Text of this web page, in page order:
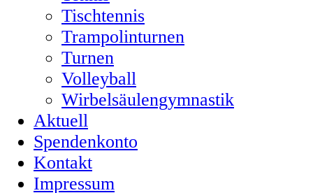
Tischtennis
Trampolinturnen
Turnen
Volleyball
Wirbelsäulengymnastik
Aktuell
Spendenkonto
Kontakt
Impressum